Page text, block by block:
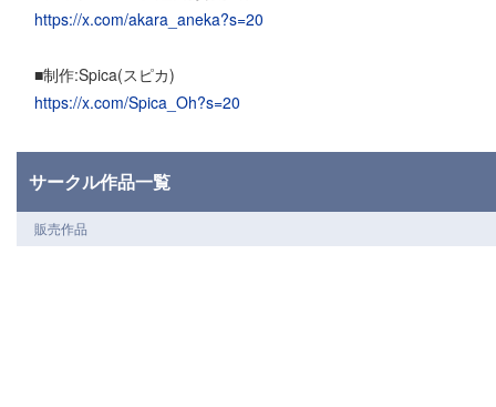
https://x.com/akara_aneka?s=20
■制作:Spica(スピカ)
https://x.com/Spica_Oh?s=20
サークル作品一覧
販売作品